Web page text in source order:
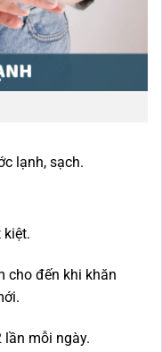
lạnh, sạch.
kiệt.
cho đến khi khăn
lần mỗi ngày.